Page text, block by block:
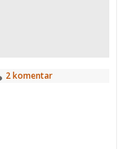
2 komentar